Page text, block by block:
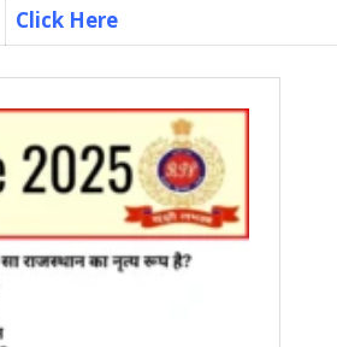
Click Here